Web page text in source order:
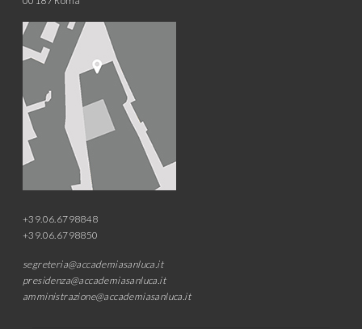
+39.06.6798848
+39.06.6798850
segreteria@accademiasanluca.it
presidenza@accademiasanluca.it
amministrazione@accademiasanluca.it